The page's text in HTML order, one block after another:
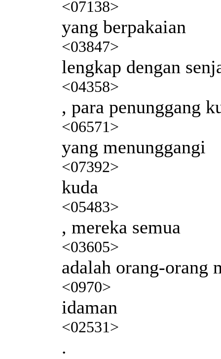
<07138>
yang berpakaian
<03847>
lengkap dengan
<04358>
, para penunggang
<06571>
yang menunggangi
<07392>
kuda
<05483>
, mereka semua
<03605>
adalah orang-orang
<0970>
idaman
<02531>
.